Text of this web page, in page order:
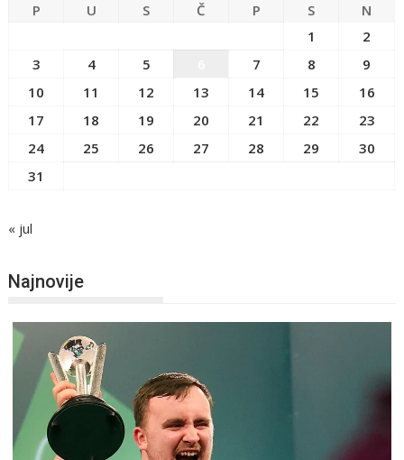
P U S Č P S
N
1
2
3
4 5 7 8
9
10
11 12 13 14 15
16
17
18 19 20 21 22
23
24
25 26 27 28 29
30
31
« jul
Najnovije